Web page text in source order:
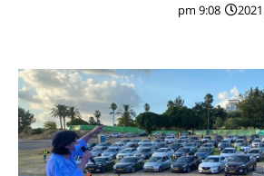
9:08 pm